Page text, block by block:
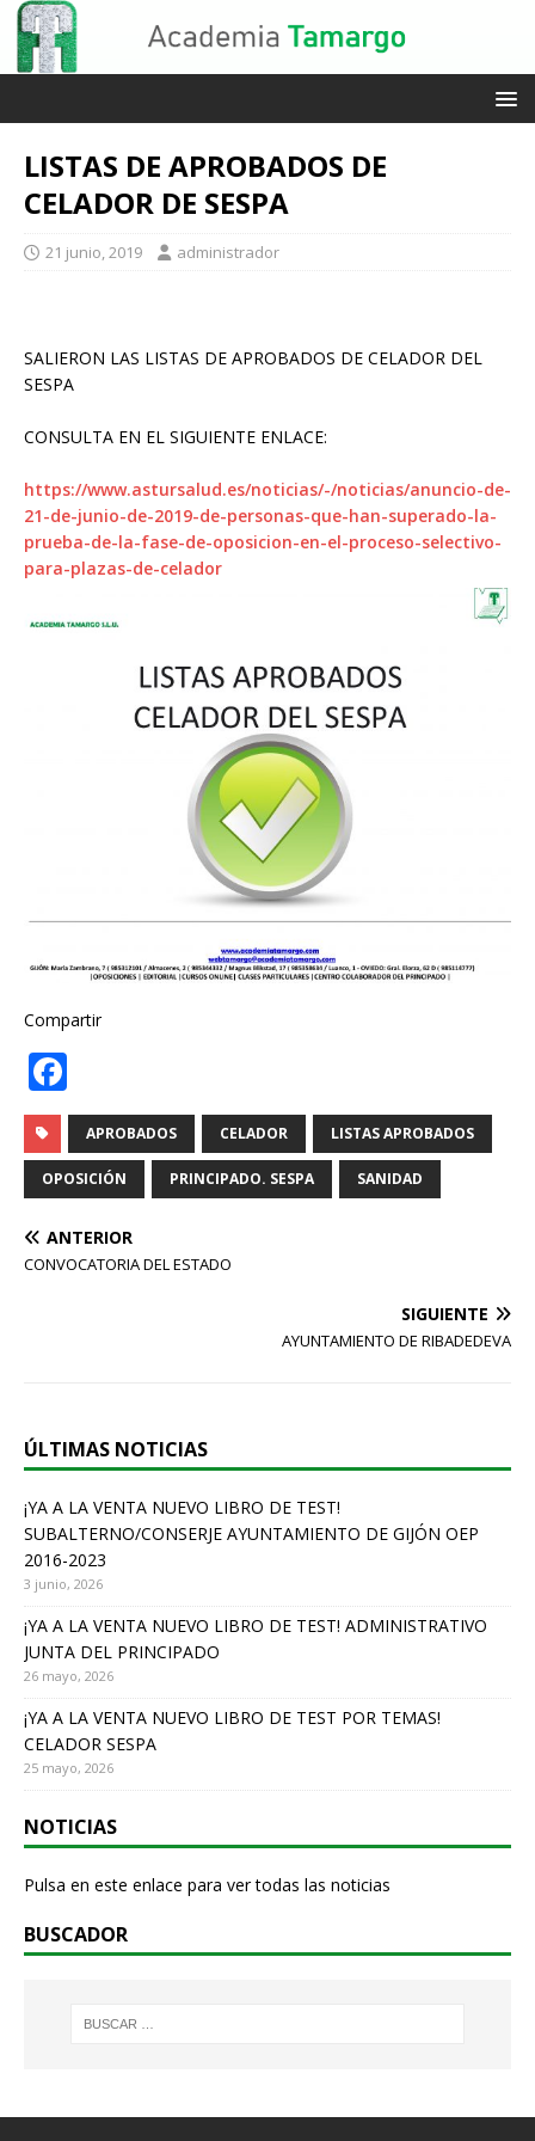
LISTAS DE APROBADOS DE
CELADOR DE SESPA
21 junio, 2019 administrador
SALIERON LAS LISTAS DE APROBADOS DE CELADOR DEL
SESPA
CONSULTA EN EL SIGUIENTE ENLACE:
https://www.astursalud.es/noticias/-/noticias/anuncio-de-
21-de-junio-de-2019-de-personas-que-han-superado-la-
prueba-de-la-fase-de-oposicion-en-el-proceso-selectivo-
para-plazas-de-celador
Compartir
a
c
e
b
o
APROBADOS CELADOR LISTAS APROBADOS
OPOSICIÓN PRINCIPADO. SESPA SANIDAD
ANTERIOR
CONVOCATORIA DEL ESTADO
SIGUIENTE
AYUNTAMIENTO DE RIBADEDEVA
ÚLTIMAS NOTICIAS
¡YA A LA VENTA NUEVO LIBRO DE TEST!
SUBALTERNO/CONSERJE AYUNTAMIENTO DE GIJÓN OEP
2016-2023
3 junio, 2026
¡YA A LA VENTA NUEVO LIBRO DE TEST! ADMINISTRATIVO
JUNTA DEL PRINCIPADO
26 mayo, 2026
¡YA A LA VENTA NUEVO LIBRO DE TEST POR TEMAS!
CELADOR SESPA
25 mayo, 2026
NOTICIAS
Pulsa en este enlace para ver todas las noticias
BUSCADOR